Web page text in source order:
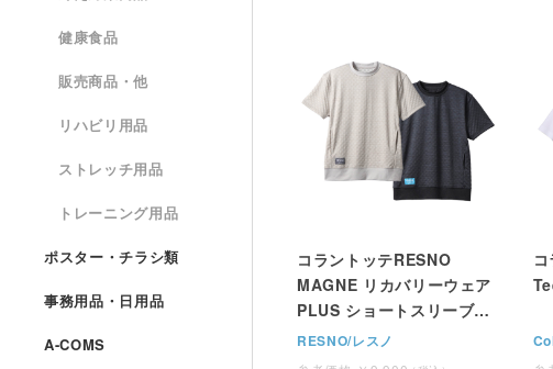
コラントッテRESNO
MAGNE リカバリーウェア
PLUS ショートスリーブ
（Colantotte)
RESNO/レスノ
健康食品
販売商品・他
リハビリ用品
ストレッチ用品
トレーニング用品
ポスター・チラシ類
事務用品・日用品
A-COMS